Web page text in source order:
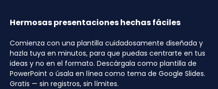
Hermosas presentaciones hechas fáciles
Comienza con una plantilla cuidadosamente diseñada y
hazla tuya en minutos, para que puedas centrarte en tus
ideas y no en el formato. Descárgala como plantilla de
PowerPoint o úsala en línea como tema de Google Slides.
Gratis — sin registros, sin límites.